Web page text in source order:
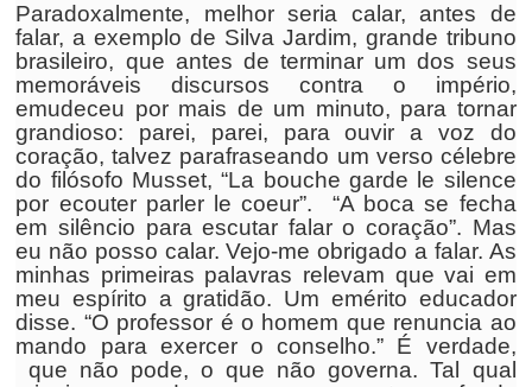
Paradoxalmente, melhor seria calar, antes de
falar, a exemplo de Silva Jardim, grande tribuno
brasileiro, que antes de terminar um dos seus
memoráveis discursos contra o império,
emudeceu por mais de um minuto, para tornar
grandioso: parei, parei, para ouvir a voz do
coração, talvez parafraseando um verso célebre
do filósofo Musset, “La bouche garde le silence
por ecouter parler le coeur”. “A boca se fecha
em silêncio para escutar falar o coração”. Mas
eu não posso calar. Vejo-me obrigado a falar. As
minhas primeiras palavras relevam que vai em
meu espírito a gratidão. Um emérito educador
disse. “O professor é o homem que renuncia ao
mando para exercer o conselho.” É verdade,
que não pode, o que não governa. Tal qual